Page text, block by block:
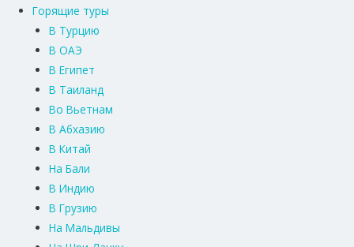
Горящие туры
В Турцию
В ОАЭ
В Египет
В Таиланд
Во Вьетнам
В Абхазию
В Китай
На Бали
В Индию
В Грузию
На Мальдивы